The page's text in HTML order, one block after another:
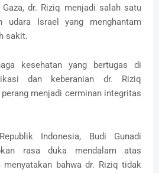
dr. Riziq menjadi salah satu
udara Israel yang menghantam
sakit.
kesehatan yang bertugas di
dan keberanian dr. Riziq
menjadi cerminan integritas
Indonesia, Budi Gunadi
rasa duka mendalam atas
menyatakan bahwa dr. Riziq tidak